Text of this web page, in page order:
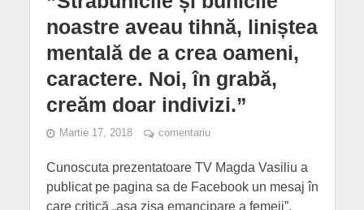
noastre aveau tihnă, liniștea
mentală de a crea oameni,
caractere. Noi, în grabă,
creăm doar indivizi.”
Martie 17, 2018 comentariu
Cunoscuta prezentatoare TV Magda Vasiliu a
publicat pe pagina sa de Facebook un mesaj în
care critică „așa zisa emancipare a femeii”.